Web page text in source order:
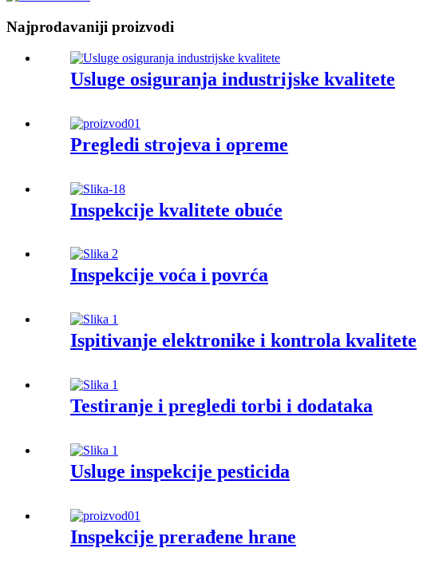
Najprodavaniji proizvodi
Usluge osiguranja industrijske kvalitete
Pregledi strojeva i opreme
Inspekcije kvalitete obuće
Inspekcije voća i povrća
Ispitivanje elektronike i kontrola kvalitete
Testiranje i pregledi torbi i dodataka
Usluge inspekcije pesticida
Inspekcije prerađene hrane